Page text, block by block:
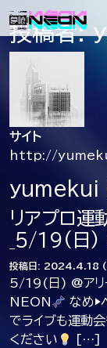
メインナビ
投稿者:
サイト
http://
yumekui
リアプロ運
_5/19(日)
投稿日: 2024.4.18
5/19(日) @アリ
NEON
なめ▶︎
でライブも運動
ください
[…]